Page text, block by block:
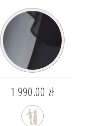
1 990.00 zł